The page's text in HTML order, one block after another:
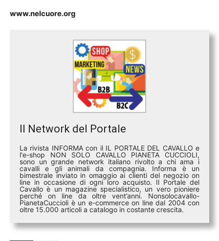
www.nelcuore.org
Il Network del Portale
La rivista INFORMA con il IL PORTALE DEL CAVALLO e
l'e-shop NON SOLO CAVALLO PIANETA CUCCIOLI,
sono un grande network italiano rivolto a chi ama i
cavalli e gli animali da compagnia. Informa è un
bimestrale inviato in omaggio ai clienti del negozio on
line in occasione di ogni loro acquisto. Il Portale del
Cavallo è un magazine specialistico, un vero pioniere
perché on line da oltre vent’anni. Nonsolocavallo-
PianetaCuccioli è un e-commerce on line dal 2004 con
oltre 15.000 articoli a catalogo in costante crescita.